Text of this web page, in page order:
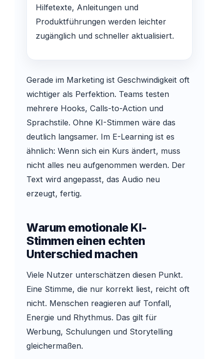
Hilfetexte, Anleitungen und
Produktführungen werden leichter
zugänglich und schneller aktualisiert.
Gerade im Marketing ist Geschwindigkeit oft
wichtiger als Perfektion. Teams testen
mehrere Hooks, Calls-to-Action und
Sprachstile. Ohne KI-Stimmen wäre das
deutlich langsamer. Im E-Learning ist es
ähnlich: Wenn sich ein Kurs ändert, muss
nicht alles neu aufgenommen werden. Der
Text wird angepasst, das Audio neu
erzeugt, fertig.
Warum emotionale KI-
Stimmen einen echten
Unterschied machen
Viele Nutzer unterschätzen diesen Punkt.
Eine Stimme, die nur korrekt liest, reicht oft
nicht. Menschen reagieren auf Tonfall,
Energie und Rhythmus. Das gilt für
Werbung, Schulungen und Storytelling
gleichermaßen.